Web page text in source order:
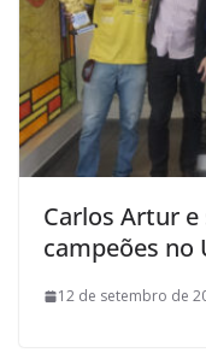
Carlos Artur
campeões no
12 de setembro de